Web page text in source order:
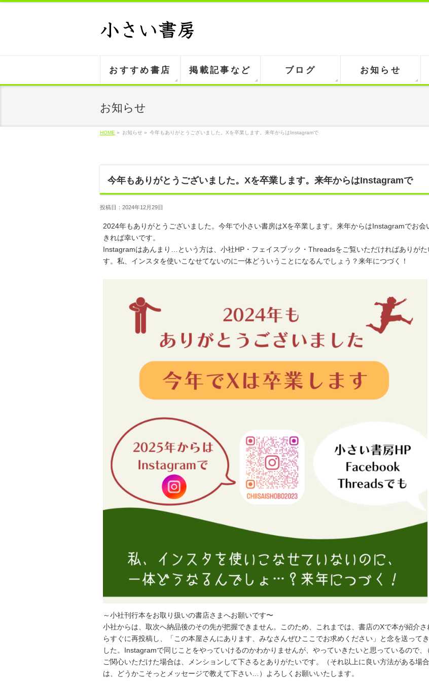
おすすめ書店 掲載記事など ブログ お知らせ
お知らせ
HOME » お知らせ » 今年もありがとうございました。Xを卒業します。来年からはInstagramで
今年もありがとうございました。Xを卒業します。来年からはInstagramで
投稿日：2024年12月29日
2024年もありがとうございました。今年で小さい書房はXを卒業します。来年からはInstagramでお会
きれば幸いです。
Instagramはあんまり…という方は、小社HP・フェイスブック・Threadsをご覧いただければありがた
す。私、インスタを使いこなせてないのに一体どういうことになるんでしょう？来年につづく！
～小社刊行本をお取り扱いの書店さまへお願いです〜
小社からは、取次へ納品後のその先が把握できません。このため、これまでは、書店のXで本が紹介さ
らすぐに再投稿し、「この本屋さんにあります、みなさんぜひここでお求めください」と念を送って
した。Instagramで同じことをやっていけるのかわかりませんが、やっていきたいと思っているので、
ご関心いただけた場合は、メンションして下さるとありがたいです。（それ以上に良い方法がある場合
は、どうかこそっとメッセージで教えて下さい…）よろしくお願いいたします。